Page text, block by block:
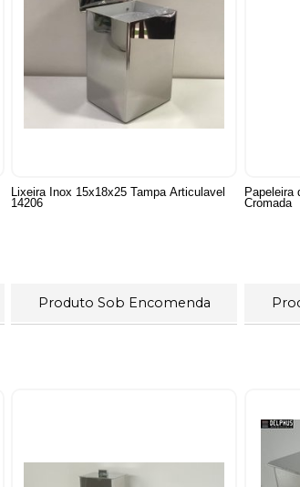
Lixeira Inox 15x18x25 Tampa Articulavel
14206
Produto Sob Encomenda
Papeleira
Cromada